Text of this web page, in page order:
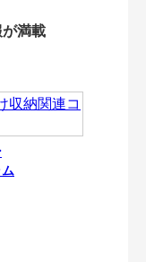
満載